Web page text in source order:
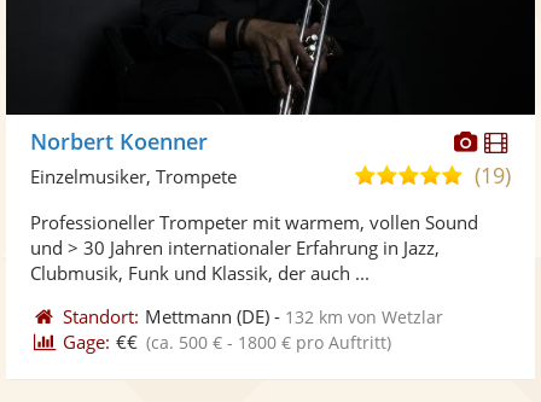
Norbert Koenner
5,0
5
(19)
Einzelmusiker, Trompete
Professioneller Trompeter mit warmem, vollen Sound
und > 30 Jahren internationaler Erfahrung in Jazz,
Clubmusik, Funk und Klassik, der auch ...
Standort: Mettmann (DE) - 132 km von Wetzlar
Gage: €€ (ca. 500 € - 1800 € pro Auftritt)